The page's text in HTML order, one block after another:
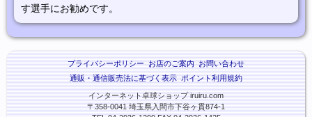
す選手にお勧めです。
プライバシーポリシー お店のご案内 お問い合わせ
通販・通信販売法に基づく表示 ポイント利用規約
インターネット卓球ショップ iruiru.com
〒358-0041 埼玉県入間市下谷ヶ貫874-1